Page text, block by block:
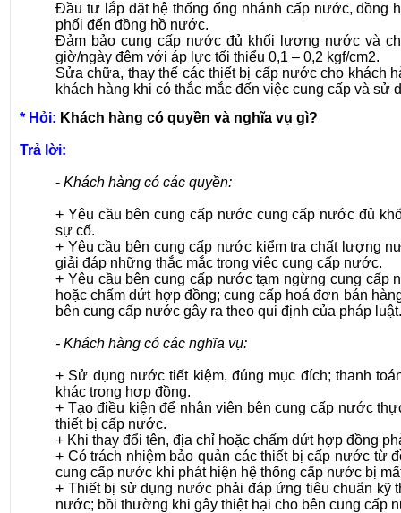
Đầu tư lắp đặt hệ thống ống nhánh cấp nước, đồng
phối đến đồng hồ nước.
Đảm bảo cung cấp nước đủ khối lượng nước và
giờ/ngày đêm với áp lực tối thiểu 0,1 – 0,2 kgf/cm2.
Sửa chữa, thay thế các thiết bị cấp nước cho khách
khách hàng khi có thắc mắc đến việc cung cấp và sử
* Hỏi: Khách hàng có quyền và nghĩa vụ gì?
Trả lời:
- Khách hàng có các quyền:
+ Yêu cầu bên cung cấp nước cung cấp nước đủ
sự cố.
+ Yêu cầu bên cung cấp nước kiểm tra chất lượng
giải đáp những thắc mắc trong việc cung cấp nước.
+ Yêu cầu bên cung cấp nước tạm ngừng cung
hoặc chấm dứt hợp đồng; cung cấp hoá đơn bán
bên cung cấp nước gây ra theo qui định của pháp luật.
- Khách hàng có các nghĩa vụ:
+ Sử dụng nước tiết kiệm, đúng mục đích; thanh
khác trong hợp đồng.
+ Tạo điều kiện để nhân viên bên cung cấp nước
thiết bị cấp nước.
+ Khi thay đổi tên, địa chỉ hoặc chấm dứt hợp đồng
+ Có trách nhiệm bảo quản các thiết bị cấp nước từ
cung cấp nước khi phát hiện hệ thống cấp nước bị
+ Thiết bị sử dụng nước phải đáp ứng tiêu chuẩn kỹ
nước; bồi thường khi gây thiệt hại cho bên cung cấp